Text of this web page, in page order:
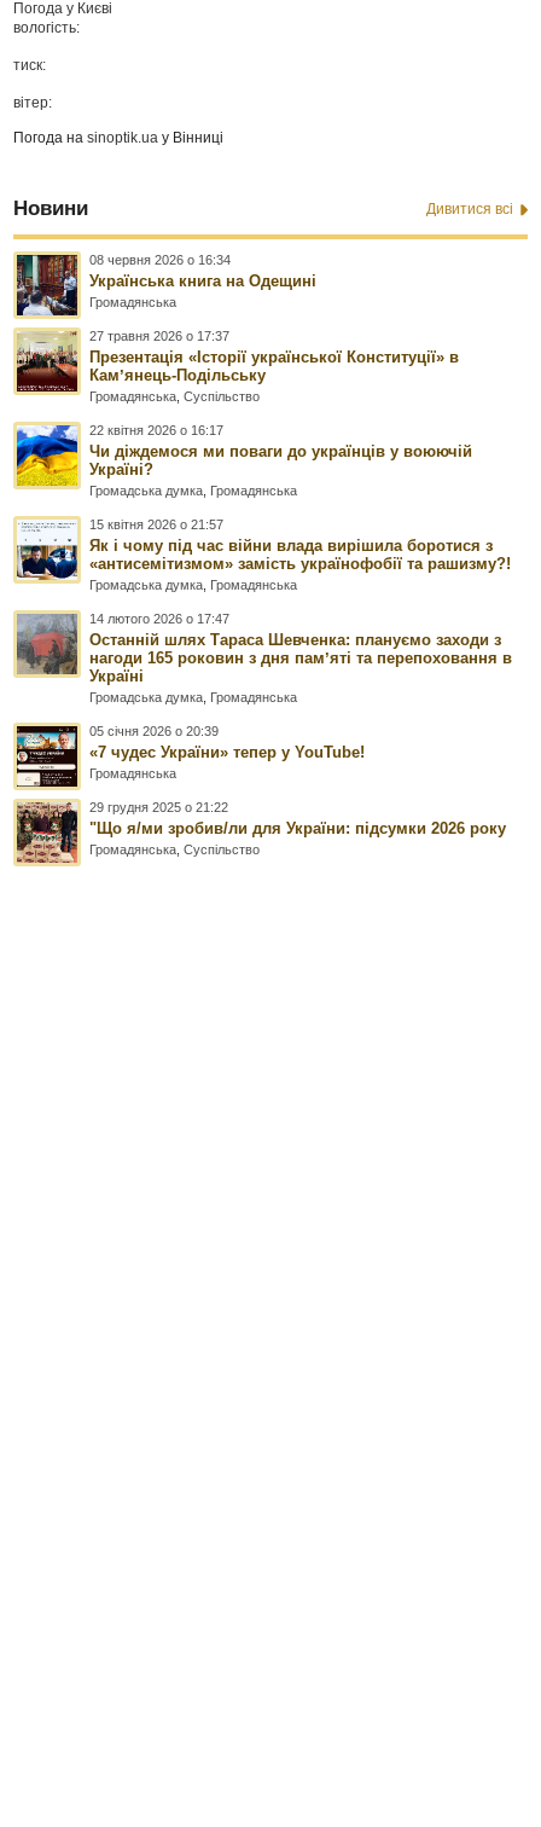
Погода у Києві
вологість:
тиск:
вітер:
Погода наsinoptik.ua у Вінниці
Новини Дивитися всі
08 червня 2026 о 16:34
Українська книга на Одещині
Громадянська
27 травня 2026 о 17:37
Презентація «Історії української Конституції» в
Камʼянець-Подільську
Громадянська ,Суспільство
22 квітня 2026 о 16:17
Чи діждемося ми поваги до українців у воюючій
Україні?
Громадська думка Громадянська
15 квітня 2026 о 21:57
Як і чому під час війни влада вирішила боротися з
«антисемітизмом» замість українофобії та рашизму?!
Громадська думка Громадянська
14 лютого 2026 о 17:47
Останній шлях Тараса Шевченка: плануємо заходи з
нагоди 165 роковин з дня памʼяті та перепоховання в
Україні
Громадська думка Громадянська
05 січня 2026 о 20:39
«7 чудес України» тепер у YouTube!
Громадянська
29 грудня 2025 о 21:22
"Що я/ми зробив/ли для України: підсумки 2026 року
Громадянська ,Суспільство